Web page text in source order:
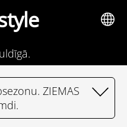
ZIEMAS